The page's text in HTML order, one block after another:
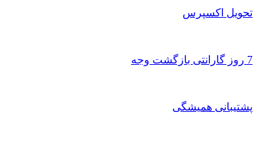
تحویل اکسپرس
7 روز گارانتی بازگشت وجه
پشتیبانی همیشگی